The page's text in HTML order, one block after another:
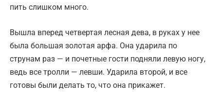
пить слишком много.
Вышла вперед четвертая лесная дева, в руках у нее
была большая золотая арфа. Она ударила по
струнам раз — и почетные гости подняли левую ногу,
ведь все тролли — левши. Ударила второй, и все
готовы были делать то, что она прикажет.